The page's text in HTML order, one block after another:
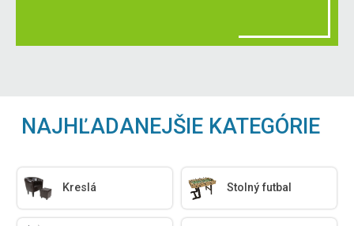
NAJHĽADANEJŠIE KATEGÓRIE
Kreslá Stolný futbal